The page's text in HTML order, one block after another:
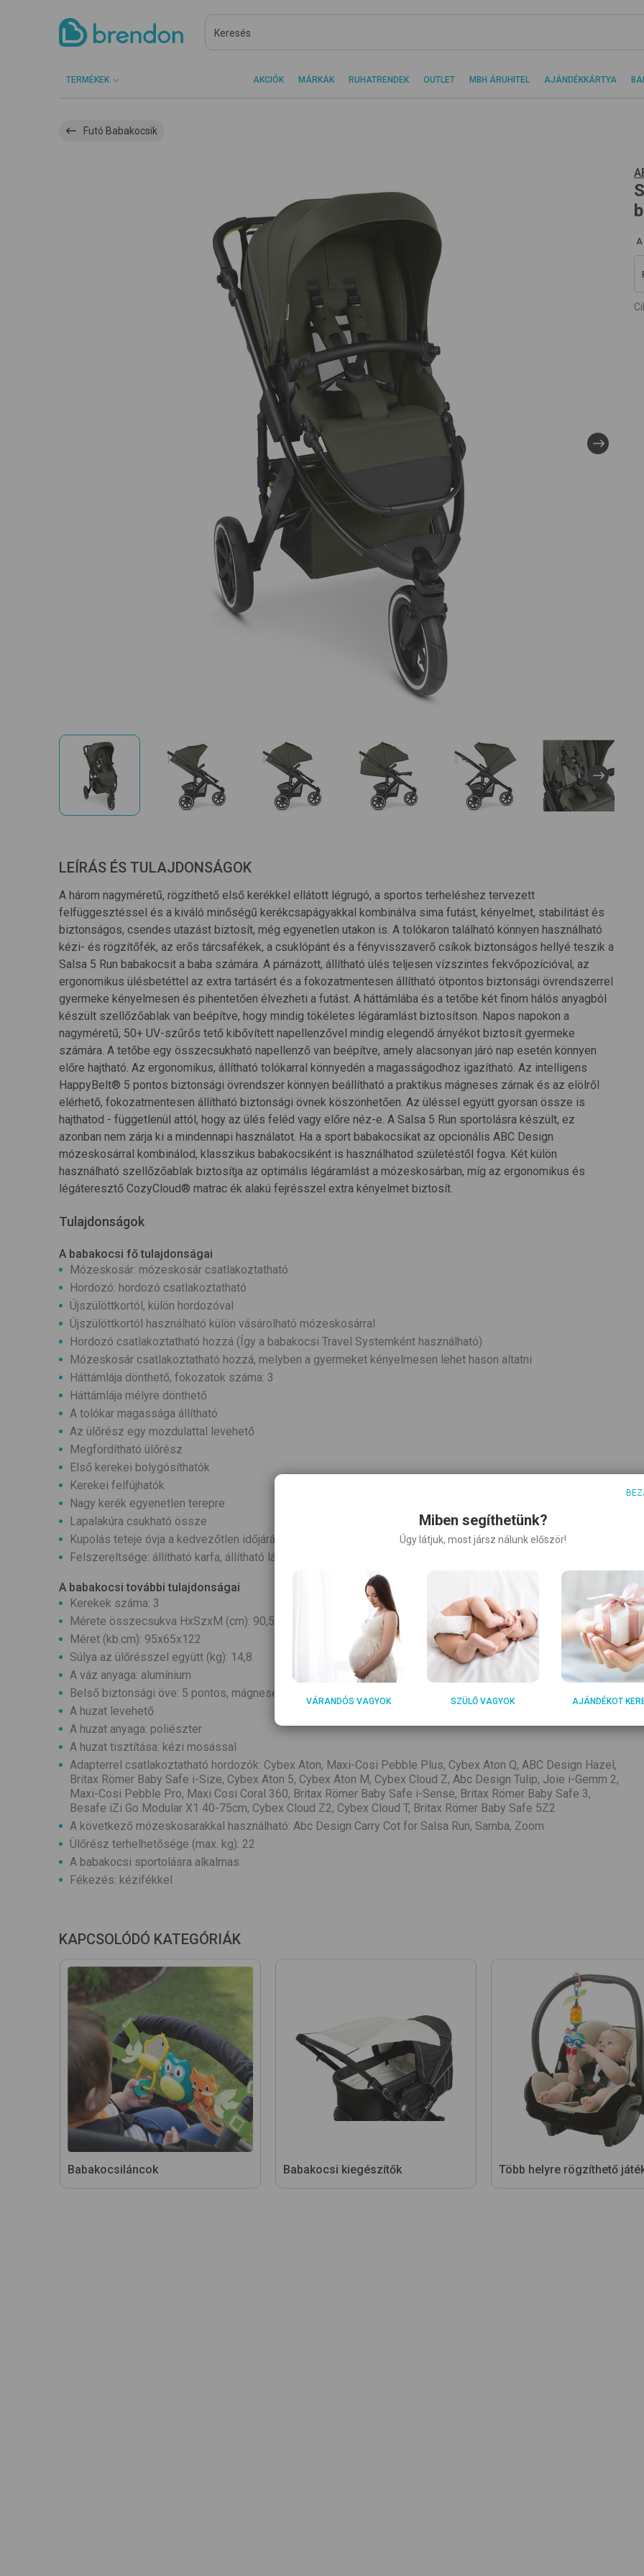
TERMÉKEK AKCIÓK MÁRKÁK RUHATRENDEK OUTLET MBH ÁRUHITEL AJÁNDÉKKÁRTYA
Futó Babakocsik
A
LEÍRÁS ÉS TULAJDONSÁGOK
A három nagyméretű, rögzíthető első kerékkel ellátott légrugó, a sportos terheléshez tervezett
felfüggesztéssel és a kiváló minőségű kerékcsapágyakkal kombinálva sima futást, kényelmet, stabilitást és
biztonságos, csendes utazást biztosít, még egyenetlen utakon is. A tolókaron található könnyen használható
kézi- és rögzítőfék, az erős tárcsafékek, a csuklópánt és a fényvisszaverő csíkok biztonságos hellyé teszik a
Salsa 5 Run babakocsit a baba számára. A párnázott, állítható ülés teljesen vízszintes fekvőpozícióval, az
ergonomikus ülésbetéttel az extra tartásért és a fokozatmentesen állítható ötpontos biztonsági övrendszerrel
gyermeke kényelmesen és pihentetően élvezheti a futást. A háttámlába és a tetőbe két finom hálós anyagból
készült szellőzőablak van beépítve, hogy mindig tökéletes légáramlást biztosítson. Napos napokon a
nagyméretű, 50+ UV-szűrős tető kibővített napellenzővel mindig elegendő árnyékot biztosít gyermeke
számára. A tetőbe egy összecsukható napellenző van beépítve, amely alacsonyan járó nap esetén könnyen
előre hajtható. Az ergonomikus, állítható tolókarral könnyedén a magasságodhoz igazítható. Az intelligens
HappyBelt® 5 pontos biztonsági övrendszer könnyen beállítható a praktikus mágneses zárnak és az elölről
elérhető, fokozatmentesen állítható biztonsági övnek köszönhetően. Az üléssel együtt gyorsan össze is
hajthatod - függetlenül attól, hogy az ülés feléd vagy előre néz-e. A Salsa 5 Run sportolásra készült, ez
azonban nem zárja ki a mindennapi használatot. Ha a sport babakocsikat az opcionális ABC Design
mózeskosárral kombinálod, klasszikus babakocsiként is használhatod születéstől fogva. Két külön
használható szellőzőablak biztosítja az optimális légáramlást a mózeskosárban, míg az ergonomikus és
légáteresztő CozyCloud® matrac ék alakú fejrésszel extra kényelmet biztosít.
Tulajdonságok
A babakocsi fő tulajdonságai
Mózeskosár: mózeskosár csatlakoztatható
Hordozó: hordozó csatlakoztatható
Újszülöttkortól, külön hordozóval
Újszülöttkortól használható külön vásárolható mózeskosárral
Hordozó csatlakoztatható hozzá (Így a babakocsi Travel Systemként használható)
Mózeskosár csatlakoztatható hozzá, melyben a gyermeket kényelmesen lehet hason altatni
Háttámlája dönthető, fokozatok száma: 3
Háttámlája mélyre dönthető
A tolókar magassága állítható
Az ülőrész egy mozdulattal levehető
Megfordítható ülőrész
Első kerekei bolygósíthatók
Kerekei felfújhatók
Nagy kerék egyenetlen terepre
Lapalakúra csukható össze
Kupolás teteje óvja a kedvezőtlen időjárástól a gyermeket
Felszereltsége: állítható karfa, állítható lábtartó, vállpárna, alsó kosár
A babakocsi további tulajdonságai
Kerekek száma: 3
Mérete összecsukva HxSzxM (cm): 90,5x65x48
Méret (kb.cm): 95x65x122
Súlya az ülőrésszel együtt (kg): 14,8
A váz anyaga: alumínium
Belső biztonsági öve: 5 pontos, mágneses rögzítésű csat
A huzat levehető
A huzat anyaga: poliészter
A huzat tisztítása: kézi mosással
Adapterrel csatlakoztatható hordozók: Cybex Aton, Maxi-Cosi Pebble Plus, Cybex Aton Q, ABC Design Hazel,
Britax Römer Baby Safe i-Size, Cybex Aton 5, Cybex Aton M, Cybex Cloud Z, Abc Design Tulip, Joie i-Gemm 2,
Maxi-Cosi Pebble Pro, Maxi Cosi Coral 360, Britax Römer Baby Safe i-Sense, Britax Römer Baby Safe 3,
Besafe iZi Go Modular X1 40-75cm, Cybex Cloud Z2, Cybex Cloud T, Britax Römer Baby Safe 5Z2
A következő mózeskosarakkal használható: Abc Design Carry Cot for Salsa Run, Samba, Zoom
Ülőrész terhelhetősége (max. kg): 22
A babakocsi sportolásra alkalmas
Fékezés: kézifékkel
KAPCSOLÓDÓ KATEGÓRIÁK
Babakocsiláncok Babakocsi kiegészítők Több helyre rögzíthető
Miben segíthetünk?
Úgy látjuk, most jársz nálunk először!
VÁRANDÓS VAGYOK SZÜLŐ VAGYOK AJÁNDÉKOT